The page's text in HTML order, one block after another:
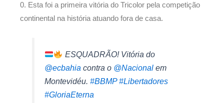
0. Esta foi a primeira vitória do Tricolor pela competição
continental na história atuando fora de casa.
ESQUADRÃO! Vitória do
@ecbahia contra o @Nacional em
Montevidéu.#BBMP #Libertadores
#GloriaEterna